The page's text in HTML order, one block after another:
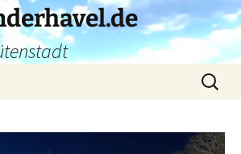
Suchen
nach: